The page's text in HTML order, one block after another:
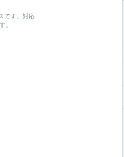
です。対応
。